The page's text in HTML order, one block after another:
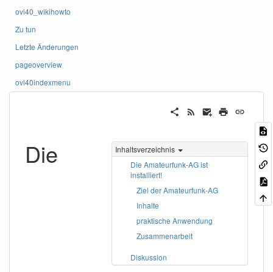
ovi40_wikihowto
Zu tun
Letzte Änderungen
pageoverview
ovi40indexmenu
Inhaltsverzeichnis
Die Amateurfunk-AG ist
installiert!
Ziel der Amateurfunk-AG
Inhalte
praktische Anwendung
Zusammenarbeit
Diskussion
Die